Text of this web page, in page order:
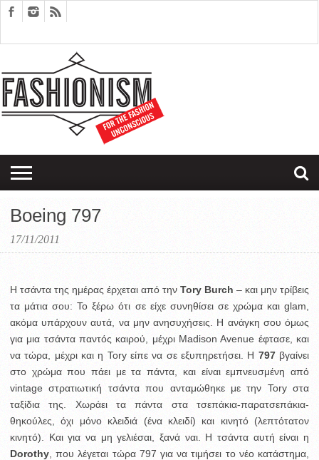
EDITORIALS
COUPLES
THERAPY
SARTORIAGRAM
Boeing 797
17/11/2011
H τσάντα της ημέρας έρχεται από την Tory Burch – και μην τρίβεις
τα μάτια σου: Το ξέρω ότι σε είχε συνηθίσει σε χρώμα και glam,
ακόμα υπάρχουν αυτά, να μην ανησυχήσεις. Η ανάγκη σου όμως
για μια τσάντα παντός καιρού, μέχρι Madison Avenue έφτασε, και
να τώρα, μέχρι και η Tory είπε να σε εξυπηρετήσει. Η 797βγαίνει
στο χρώμα που πάει με τα πάντα, και είναι εμπνευσμένη από
vintage στρατιωτική τσάντα που ανταμώθηκε με την Tory στα
ταξίδια της. Χωράει τα πάντα στα τσεπάκια-παρατσεπάκια-
θηκούλες, όχι μόνο κλειδιά (ένα κλειδί) και κινητό (λεπτότατον
κινητό). Και για να μη γελιέσαι, ξανά ναι. Η τσάντα αυτή είναι η
Dorothy , που λέγεται τώρα 797 για να τιμήσει το νέο κατάστημα,